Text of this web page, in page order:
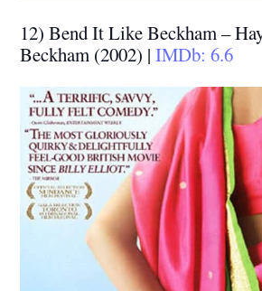
12) Bend It Like Beckham –
Beckham (2002) |IMDb: 6.6